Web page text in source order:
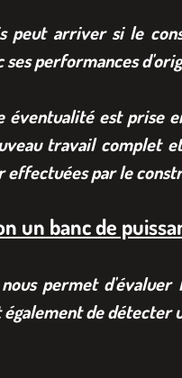
peut arriver si le
performances
éventualité est prise
travail complet
effectuées par le
un banc de
permet
également de